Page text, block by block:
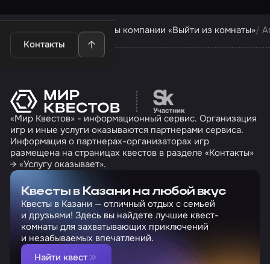
Контакты
Квесты в Казани Квесты компании «Выйти из комнаты»
Перейти на сайт
«Мир Квестов» - информационный сервис. Организация
игр и иные услуги оказываются партнерами сервиса.
Информация о партнерах-организаторах игр
размещена на страницах квестов в разделе «Контакты»
→ «Услугу оказывает».
Квесты в Казани на любой вкус
Квесты в Казани — отличный отдых с семьей
и друзьями! Здесь вы найдете лучшие квест-
комнаты для захватывающих приключений
и незабываемых впечатлений.
Найти квест